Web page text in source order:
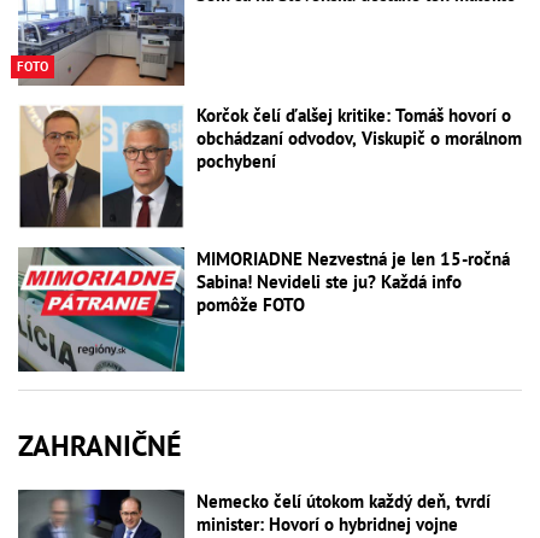
FOTO
Korčok čelí ďalšej kritike: Tomáš hovorí o
obchádzaní odvodov, Viskupič o morálnom
pochybení
MIMORIADNE Nezvestná je len 15-ročná
Sabina! Nevideli ste ju? Každá info
pomôže FOTO
ZAHRANIČNÉ
Nemecko čelí útokom každý deň, tvrdí
minister: Hovorí o hybridnej vojne